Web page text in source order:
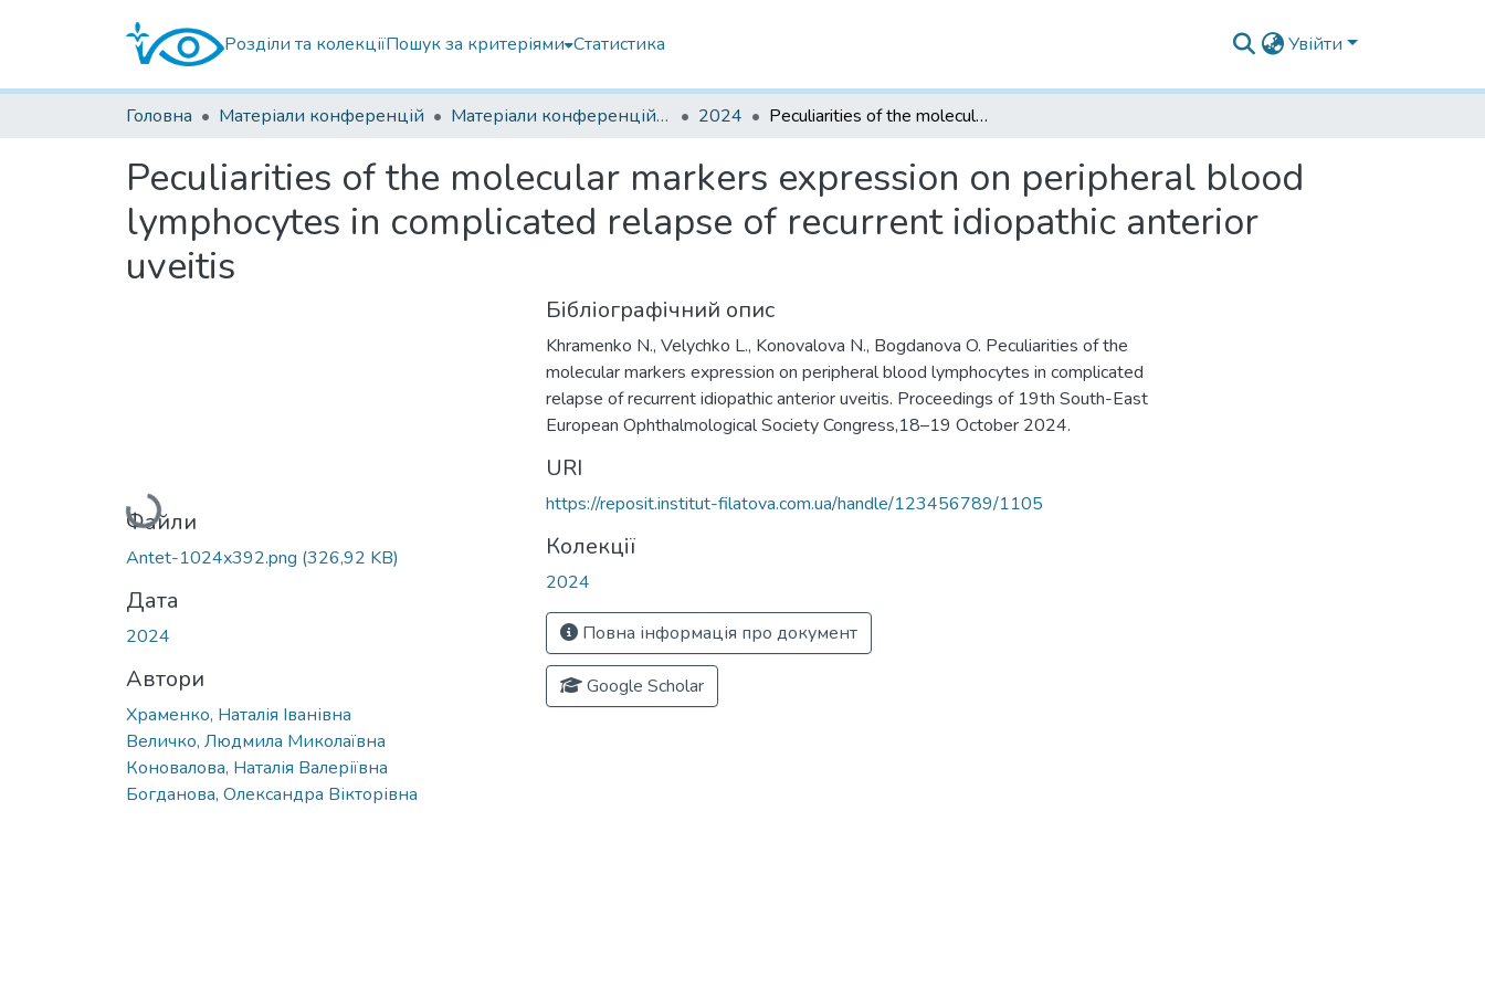
Розділи та колекціїПошук за критеріями Статистика Увійти
Головна Матеріали конференцій Матеріали конференцій інших установ 2024 Peculiarities of the molecular markers expression on peripheral blood lymphocytes in complicated relapse of recurrent idiopathic anterior uveitis
Peculiarities of the molecular markers expression on peripheral blood
lymphocytes in complicated relapse of recurrent idiopathic anterior
uveitis
Вантажиться...
Файли
Antet-1024x392.png (326,92 KB)
Дата
2024
Автори
Храменко, Наталія Іванівна
Величко, Людмила Миколаївна
Коновалова, Наталія Валеріївна
Богданова, Олександра Вікторівна
Бібліографічний опис
Khramenko N., Velychko L., Konovalova N., Bogdanova O. Peculiarities of the
molecular markers expression on peripheral blood lymphocytes in complicated
relapse of recurrent idiopathic anterior uveitis. Proceedings of 19th South-East
European Ophthalmological Society Congress,18–19 October 2024.
URI
https://reposit.institut-filatova.com.ua/handle/123456789/1105
Колекції
2024
Повна інформація про документ
Google Scholar